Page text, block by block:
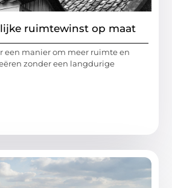
ruimtewinst op maat
een manier om meer ruimte en
zonder een langdurige